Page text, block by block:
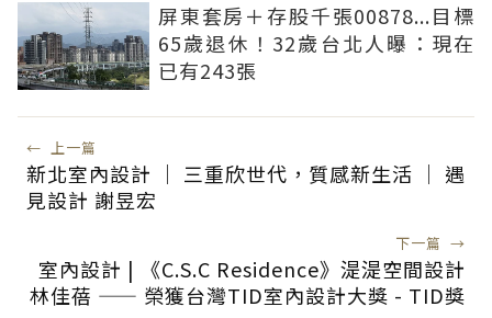
屏東套房＋存股千張00878...目標
65歲退休！32歲台北人曝：現在
已有243張
← 上一篇
新北室內設計 │ 三重欣世代，質感新生活 │ 遇
見設計 謝昱宏
下一篇 →
室內設計 | 《C.S.C Residence》湜湜空間設計
林佳蓓 —— 榮獲台灣TID室內設計大獎 - TID獎